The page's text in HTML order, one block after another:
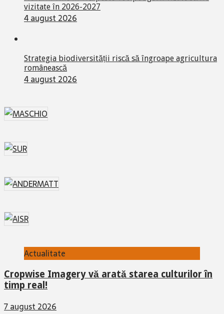
vizitate în 2026-2027
4 august 2026
Strategia biodiversității riscă să îngroape agricultura
românească
4 august 2026
Actualitate
Cropwise Imagery vă arată starea culturilor în
timp real!
7 august 2026